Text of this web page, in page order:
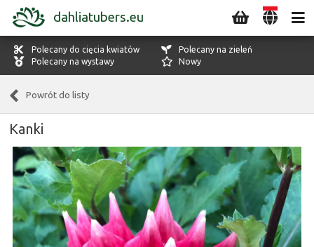
dahliatubers.eu
Polecany do cięcia kwiatów
Polecany na zieleń
Polecany na wystawy
Nowy
Powrót do listy
Kanki